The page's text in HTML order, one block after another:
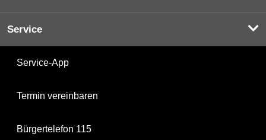
Service
Service-App
Termin vereinbaren
Bürgertelefon 115